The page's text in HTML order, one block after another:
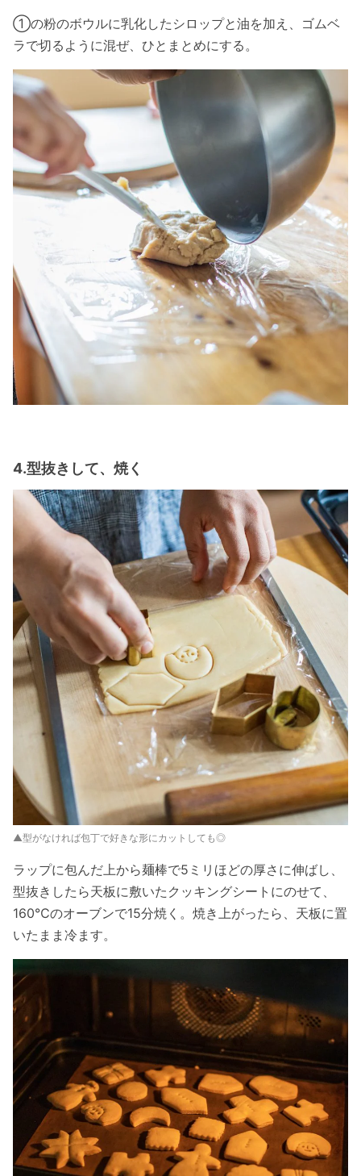
①の粉のボウルに乳化したシロップと油を加え、ゴムベ
ラで切るように混ぜ、ひとまとめにする。
4.型抜きして、焼く
▲型がなければ包丁で好きな形にカットしても◎
ラップに包んだ上から麺棒で5ミリほどの厚さに伸ばし、
型抜きしたら天板に敷いたクッキングシートにのせて、
160℃のオーブンで15分焼く。焼き上がったら、天板に置
いたまま冷ます。